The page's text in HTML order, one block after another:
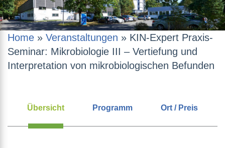
Home » Veranstaltungen » KIN-Expert Praxis-
Seminar: Mikrobiologie III – Vertiefung und
Interpretation von mikrobiologischen Befunden
Übersicht Programm Ort / Preis